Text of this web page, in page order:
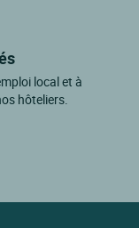
local et à
hôteliers.